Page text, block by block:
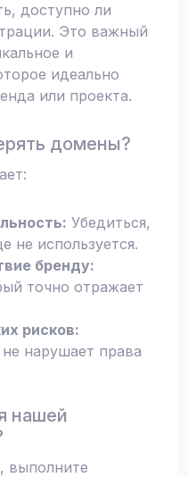
доступно ли
Это важный
и
идеально
или проекта.
домены?
Убедиться,
не используется.
бренду:
точно отражает
рисков:
нарушает права
нашей
выполните